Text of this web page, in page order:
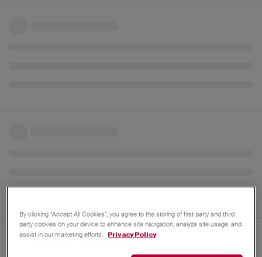
By clicking “Accept All Cookies”, you agree to the storing of first party and third
party cookies on your device to enhance site navigation, analyze site usage, and
assist in our marketing efforts.
Privacy Policy